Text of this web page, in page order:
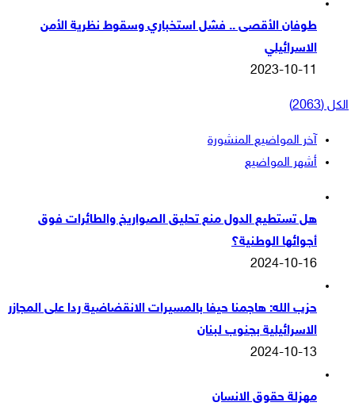
طوفان الأقصى .. فشل استخباري وسقوط نظرية الأمن
الاسرائيلي
2023-10-11
الكل (2063)
آخر المواضيع المنشورة
أشهر المواضيع
هل تستطيع الدول منع تحليق الصواريخ والطائرات فوق
أجوائها الوطنية؟
2024-10-16
حزب الله: هاجمنا حيفا بالمسيرات الانقضاضية ردا على المجازر
الاسرائيلية بجنوب لبنان
2024-10-13
مهزلة حقوق الانسان